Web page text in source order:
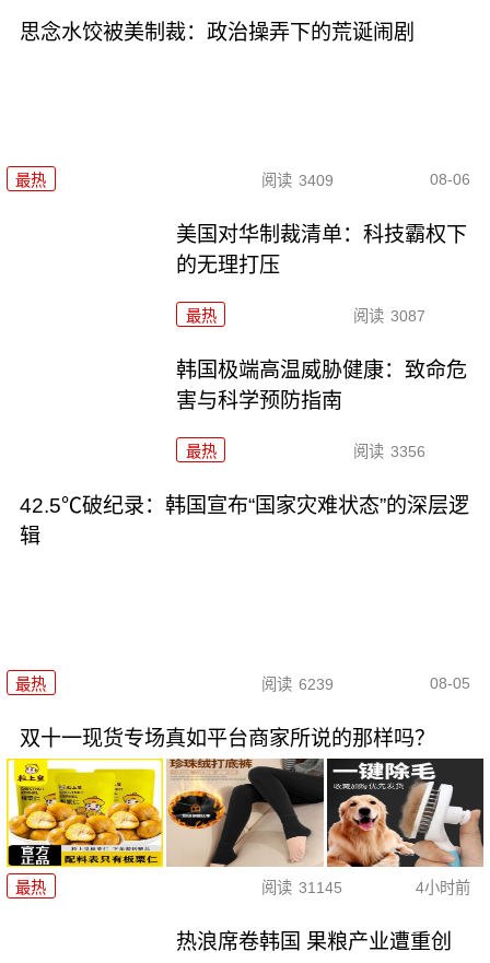
思念水饺被美制裁：政治操弄下的荒诞闹剧
最热 阅读 3409 08-06
美国对华制裁清单：科技霸权下
的无理打压
最热 阅读 3087
韩国极端高温威胁健康：致命危
害与科学预防指南
最热 阅读 3356
42.5℃破纪录：韩国宣布“国家灾难状态”的深层逻
辑
最热 阅读 6239 08-05
双十一现货专场真如平台商家所说的那样吗？
最热 阅读 31145 4小时前
热浪席卷韩国 果粮产业遭重创